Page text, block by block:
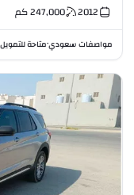
2012
247,000كم
مواصفات سعودي•متاحة للتمويل